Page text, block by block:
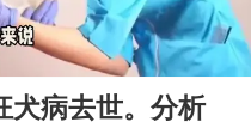
00:29
犬病去世。分析